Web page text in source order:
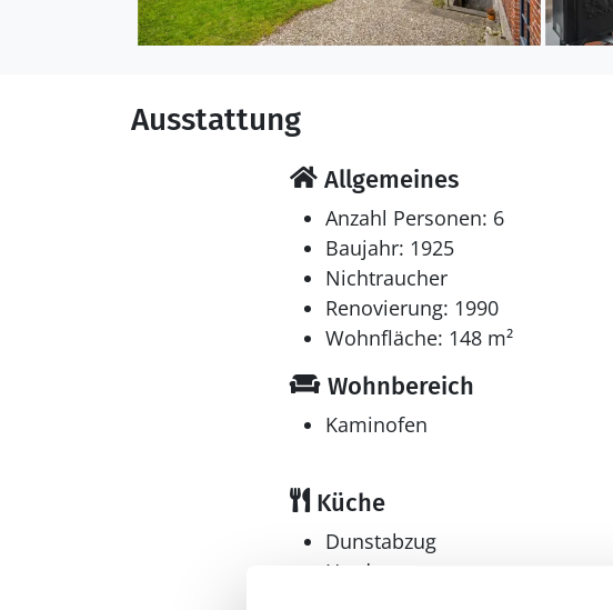
Ausstattung
Allgemeines
Anzahl Personen: 6
Baujahr: 1925
Nichtraucher
Renovierung: 1990
Wohnfläche: 148 m²
Wohnbereich
Kaminofen
Küche
Dunstabzug
Herd